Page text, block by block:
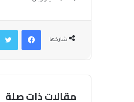
شاركها
فيسبوك
مقالات ذات صلة